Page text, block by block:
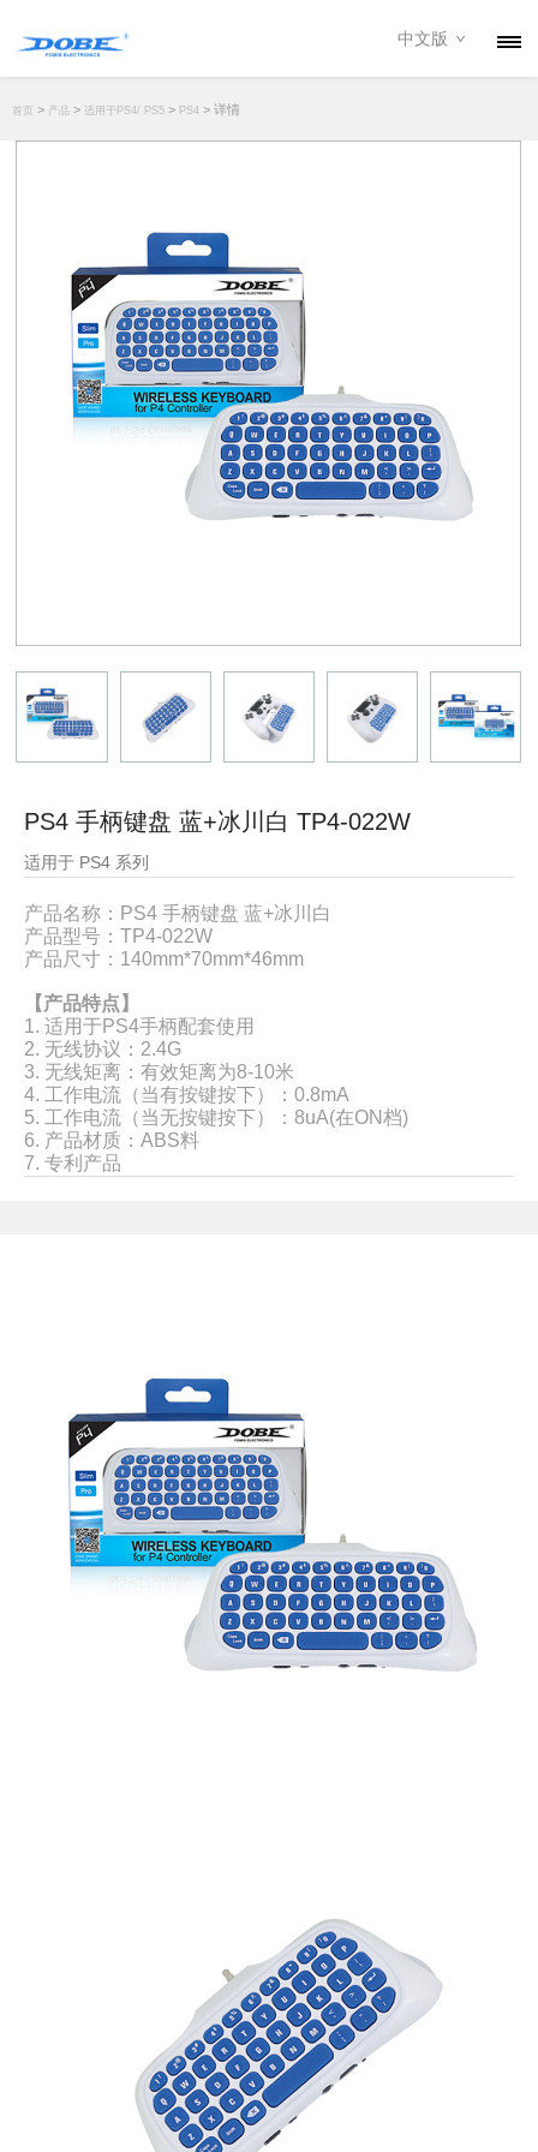
资讯
下载专区
经销商
中文版
首页 > 产品 > 适用于PS4/ PS5 > PS4 > 详情
PS4 手柄键盘 蓝+冰川白 TP4-022W
适用于 PS4 系列
产品名称：PS4 手柄键盘 蓝+冰川白
产品型号： TP4-022W
产品尺寸： 140mm*70mm*46mm
【产品特点】
1. 适用于PS4手柄配套使用
2. 无线协议：2.4G
3. 无线矩离：有效矩离为8-10米
4. 工作电流（当有按键按下）：0.8mA
5. 工作电流（当无按键按下）：8uA(在ON档)
6. 产品材质：ABS料
7. 专利产品